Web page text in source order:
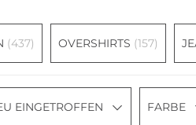
(437) OVERSHIRTS (157)
EINGETROFFEN FARBE